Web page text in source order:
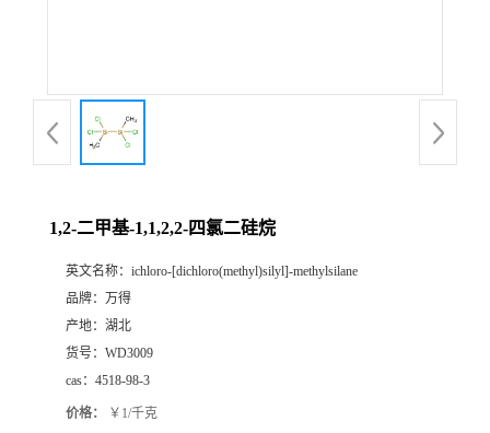
1,2-二甲基-1,1,2,2-四氯二硅烷
英文名称： ichloro-[dichloro(methyl)silyl]-methylsilane
品牌： 万得
产地： 湖北
货号： WD3009
cas： 4518-98-3
价格： ￥1/千克